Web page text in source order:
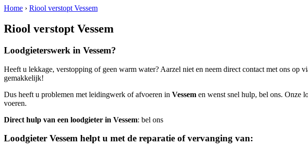
Home › Riool verstopt Vessem
Riool verstopt Vessem
Loodgieterswerk in Vessem?
Heeft u lekkage, verstopping of geen warm water? Aarzel niet en neem direct contact met ons op
gemakkelijk!
Dus heeft u problemen met leidingwerk of afvoeren in Vessem en wenst snel hulp, bel ons. Onze
voeren.
Direct hulp van een loodgieter in Vessem: bel ons
Loodgieter Vessem helpt u met de reparatie of vervanging van: